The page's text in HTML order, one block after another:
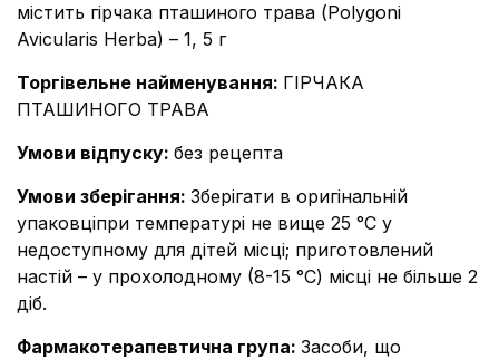
містить гірчака пташиного трава (Polygoni
Avicularis Herba) – 1, 5 г
Торгівельне найменування: ГІРЧАКА
ПТАШИНОГО ТРАВА
Умови відпуску: без рецепта
Умови зберігання: Зберігати в оригінальній
упаковціпри температурі не вище 25 °С у
недоступному для дітей місці; приготовлений
настій – у прохолодному (8-15 °С) місці не більше 2
діб.
Фармакотерапевтична група: Засоби, що